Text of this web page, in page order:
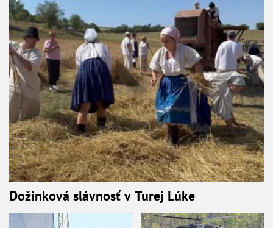
Dožinková slávnosť v Turej Lúke